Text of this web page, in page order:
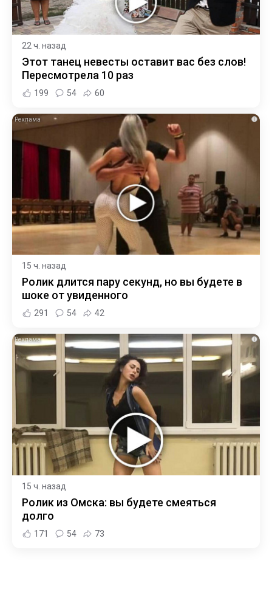
22 ч. назад
Этот танец невесты оставит вас без слов!
Пересмотрела 10 раз
199 54 60
i
15 ч. назад
Ролик длится пару секунд, но вы будете в
шоке от увиденного
291 54 42
i
15 ч. назад
Ролик из Омска: вы будете смеяться
долго
171 54 73